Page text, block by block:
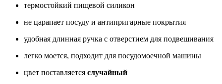
термостойкий пищевой силикон
не царапает посуду и антипригарные покрытия
удобная длинная ручка с отверстием для подвешивания
легко моется, подходит для посудомоечной машины
цвет поставляется случайный